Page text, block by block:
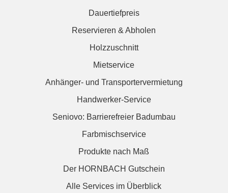
Dauertiefpreis
Reservieren & Abholen
Holzzuschnitt
Mietservice
Anhänger- und Transportervermietung
Handwerker-Service
Seniovo: Barrierefreier Badumbau
Farbmischservice
Produkte nach Maß
Der HORNBACH Gutschein
Alle Services im Überblick